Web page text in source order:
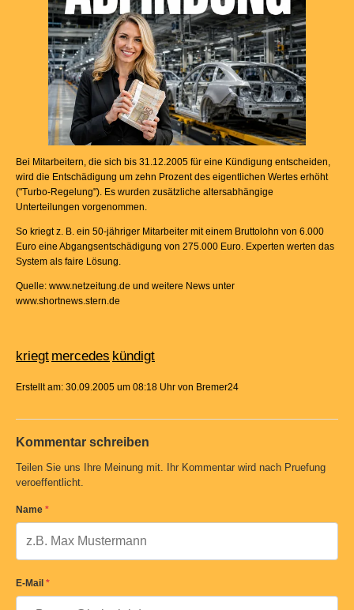
Bei Mitarbeitern, die sich bis 31.12.2005 für eine Kündigung entscheiden,
wird die Entschädigung um zehn Prozent des eigentlichen Wertes erhöht
("Turbo-Regelung"). Es wurden zusätzliche altersabhängige
Unterteilungen vorgenommen.
So kriegt z. B. ein 50-jähriger Mitarbeiter mit einem Bruttolohn von 6.000
Euro eine Abgangsentschädigung von 275.000 Euro. Experten werten das
System als faire Lösung.
Quelle: www.netzeitung.de und weitere News unter
www.shortnews.stern.de
kriegt mercedes kündigt
Erstellt am: 30.09.2005 um 08:18 Uhr von Bremer24
Kommentar schreiben
Teilen Sie uns Ihre Meinung mit. Ihr Kommentar wird nach Pruefung
veroeffentlicht.
Name *
E-Mail *